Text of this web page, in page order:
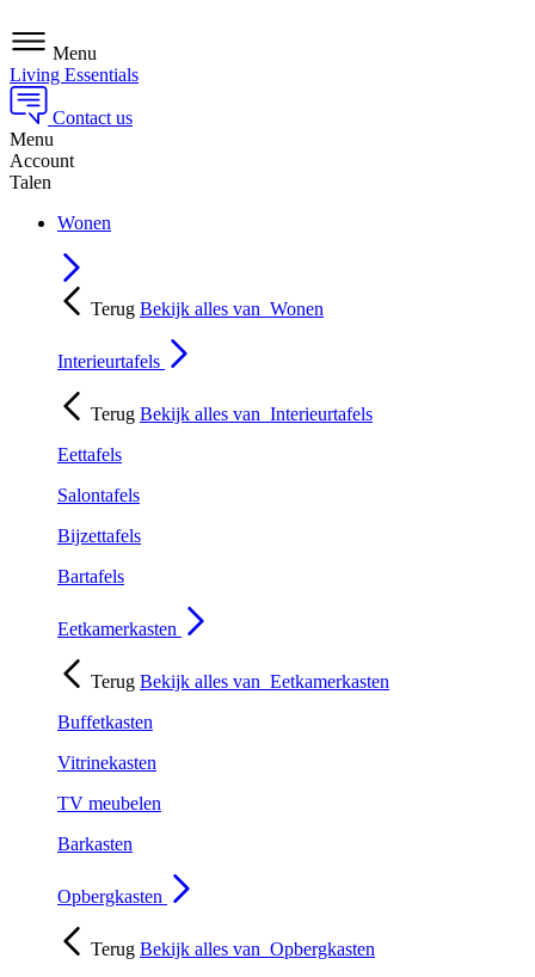
Menu
Living Essentials
Contact us
Menu
Account
Talen
Wonen
Terug Bekijk alles van Wonen
Interieurtafels
Terug Bekijk alles van Interieurtafels
Eettafels
Salontafels
Bijzettafels
Bartafels
Eetkamerkasten
Terug Bekijk alles van Eetkamerkasten
Buffetkasten
Vitrinekasten
TV meubelen
Barkasten
Opbergkasten
Terug Bekijk alles van Opbergkasten